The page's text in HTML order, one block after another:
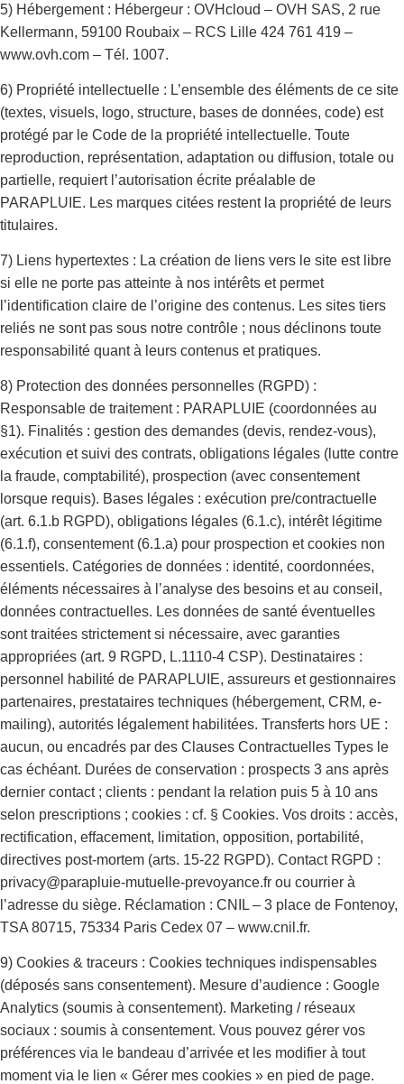
5) Hébergement : Hébergeur : OVHcloud – OVH SAS, 2 rue
Kellermann, 59100 Roubaix – RCS Lille 424 761 419 –
www.ovh.com – Tél. 1007.
6) Propriété intellectuelle : L’ensemble des éléments de ce site
(textes, visuels, logo, structure, bases de données, code) est
protégé par le Code de la propriété intellectuelle. Toute
reproduction, représentation, adaptation ou diffusion, totale ou
partielle, requiert l’autorisation écrite préalable de
PARAPLUIE. Les marques citées restent la propriété de leurs
titulaires.
7) Liens hypertextes : La création de liens vers le site est libre
si elle ne porte pas atteinte à nos intérêts et permet
l’identification claire de l’origine des contenus. Les sites tiers
reliés ne sont pas sous notre contrôle ; nous déclinons toute
responsabilité quant à leurs contenus et pratiques.
8) Protection des données personnelles (RGPD) :
Responsable de traitement : PARAPLUIE (coordonnées au
§1). Finalités : gestion des demandes (devis, rendez-vous),
exécution et suivi des contrats, obligations légales (lutte contre
la fraude, comptabilité), prospection (avec consentement
lorsque requis). Bases légales : exécution pre/contractuelle
(art. 6.1.b RGPD), obligations légales (6.1.c), intérêt légitime
(6.1.f), consentement (6.1.a) pour prospection et cookies non
essentiels. Catégories de données : identité, coordonnées,
éléments nécessaires à l’analyse des besoins et au conseil,
données contractuelles. Les données de santé éventuelles
sont traitées strictement si nécessaire, avec garanties
appropriées (art. 9 RGPD, L.1110-4 CSP). Destinataires :
personnel habilité de PARAPLUIE, assureurs et gestionnaires
partenaires, prestataires techniques (hébergement, CRM, e-
mailing), autorités légalement habilitées. Transferts hors UE :
aucun, ou encadrés par des Clauses Contractuelles Types le
cas échéant. Durées de conservation : prospects 3 ans après
dernier contact ; clients : pendant la relation puis 5 à 10 ans
selon prescriptions ; cookies : cf. § Cookies. Vos droits : accès,
rectification, effacement, limitation, opposition, portabilité,
directives post-mortem (arts. 15-22 RGPD). Contact RGPD :
privacy@parapluie-mutuelle-prevoyance.fr ou courrier à
l’adresse du siège. Réclamation : CNIL – 3 place de Fontenoy,
TSA 80715, 75334 Paris Cedex 07 – www.cnil.fr.
9) Cookies & traceurs : Cookies techniques indispensables
(déposés sans consentement). Mesure d’audience : Google
Analytics (soumis à consentement). Marketing / réseaux
sociaux : soumis à consentement. Vous pouvez gérer vos
préférences via le bandeau d’arrivée et les modifier à tout
moment via le lien « Gérer mes cookies » en pied de page.